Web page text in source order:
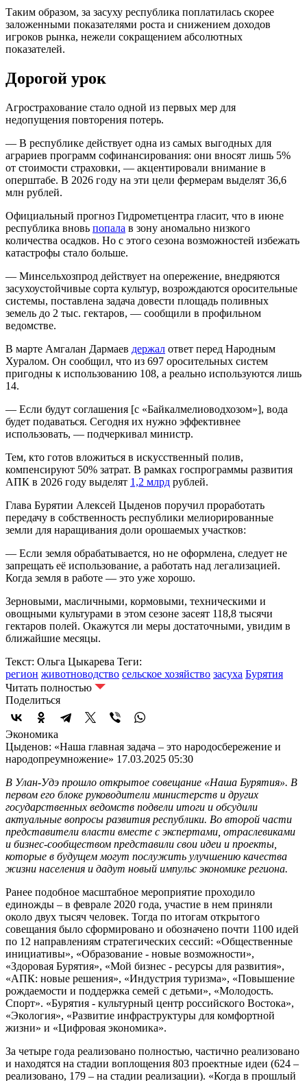
Таким образом, за засуху республика поплатилась скорее
заложенными показателями роста и снижением доходов
игроков рынка, нежели сокращением абсолютных
показателей.
Дорогой урок
Агрострахование стало одной из первых мер для
недопущения повторения потерь.
— В республике действует одна из самых выгодных для
аграриев программ софинансирования: они вносят лишь 5%
от стоимости страховки, — акцентировали внимание в
оперштабе. В 2026 году на эти цели фермерам выделят 36,6
млн рублей.
Официальный прогноз Гидрометцентра гласит, что в июне
республика вновь попала в зону аномально низкого
количества осадков. Но с этого сезона возможностей избежать
катастрофы стало больше.
— Минсельхозпрод действует на опережение, внедряются
засухоустойчивые сорта культур, возрождаются оросительные
системы, поставлена задача довести площадь поливных
земель до 2 тыс. гектаров, — сообщили в профильном
ведомстве.
В марте Амгалан Дармаев держал ответ перед Народным
Хуралом. Он сообщил, что из 697 оросительных систем
пригодны к использованию 108, а реально используются лишь
14.
— Если будут соглашения [с «Байкалмелиоводхозом»], вода
будет подаваться. Сегодня их нужно эффективнее
использовать, — подчеркивал министр.
Тем, кто готов вложиться в искусственный полив,
компенсируют 50% затрат. В рамках госпрограммы развития
АПК в 2026 году выделят 1,2 млрд рублей.
Глава Бурятии Алексей Цыденов поручил проработать
передачу в собственность республики мелиорированные
земли для наращивания доли орошаемых участков:
— Если земля обрабатывается, но не оформлена, следует не
запрещать её использование, а работать над легализацией.
Когда земля в работе — это уже хорошо.
Зерновыми, масличными, кормовыми, техническими и
овощными культурами в этом сезоне засеят 118,8 тысячи
гектаров полей. Окажутся ли меры достаточными, увидим в
ближайшие месяцы.
Текст: Ольга Цыкарева Теги:
регион животноводство сельское хозяйство засуха Бурятия
Читать полностью
Поделиться
Экономика
Цыденов: «Наша главная задача – это народосбережение и
народопреумножение» 17.03.2025 05:30
В Улан-Удэ прошло открытое совещание «Наша Бурятия». В
первом его блоке руководители министерств и других
государственных ведомств подвели итоги и обсудили
актуальные вопросы развития республики. Во второй части
представители власти вместе с экспертами, отраслевиками
и бизнес-сообществом представили свои идеи и проекты,
которые в будущем могут послужить улучшению качества
жизни населения и дадут новый импульс экономике региона.
Ранее подобное масштабное мероприятие проходило
единожды – в феврале 2020 года, участие в нем приняли
около двух тысяч человек. Тогда по итогам открытого
совещания было сформировано и обозначено почти 1100 идей
по 12 направлениям стратегических сессий: «Общественные
инициативы», «Образование - новые возможности»,
«Здоровая Бурятия», «Мой бизнес - ресурсы для развития»,
«АПК: новые решения», «Индустрия туризма», «Повышение
рождаемости и поддержка семей с детьми», «Молодость.
Спорт». «Бурятия - культурный центр российского Востока»,
«Экология», «Развитие инфраструктуры для комфортной
жизни» и «Цифровая экономика».
За четыре года реализовано полностью, частично реализовано
и находятся на стадии воплощения 803 проектные идеи (624 –
реализовано, 179 – на стадии реализации). «Когда в прошлый